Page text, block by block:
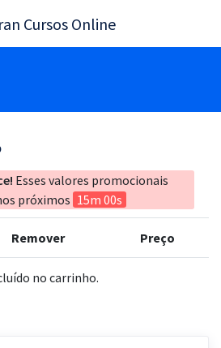
Esses valores promocionais
próximos 15m 00s
Remover Preço
no carrinho.